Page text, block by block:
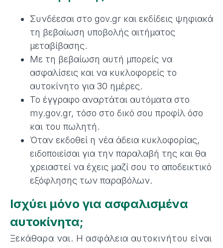
Συνδέεσαι στο gov.gr και εκδίδεις ψηφιακά
τη βεβαίωση υποβολής αιτήματος
μεταβίβασης.
Με τη βεβαίωση αυτή μπορείς να
ασφαλίσεις και να κυκλοφορείς το
αυτοκίνητο για 30 ημέρες.
Το έγγραφο αναρτάται αυτόματα στο
my.gov.gr, τόσο στο δικό σου προφίλ όσο
και του πωλητή.
Όταν εκδοθεί η νέα άδεια κυκλοφορίας,
ειδοποιείσαι για την παραλαβή της και θα
χρειαστεί να έχεις μαζί σου το αποδεικτικό
εξόφλησης των παραβόλων.
Ισχύει μόνο για ασφαλισμένα
αυτοκίνητα;
Ξεκάθαρα ναι. Η ασφάλεια αυτοκινήτου είναι